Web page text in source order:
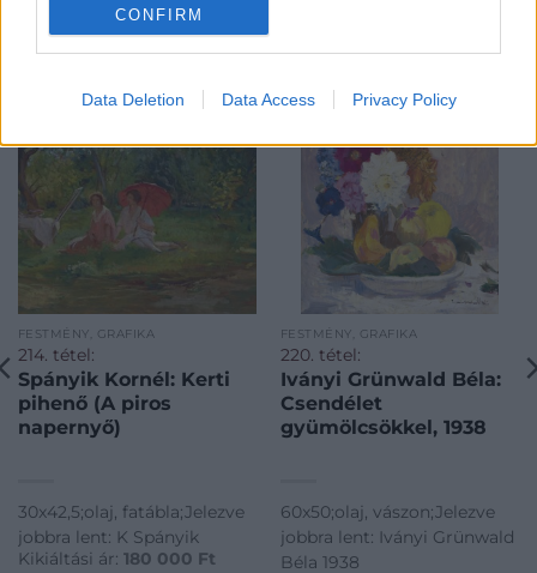
CONFIRM
Data Deletion Data Access Privacy Policy
KAPCSOLÓDÓ MŰTÁRGYAK
FESTMÉNY, GRAFIKA
214. tétel:
Spányik Kornél: Kerti
pihenő (A piros
napernyő)
30x42,5;olaj, fatábla;Jelezve
jobbra lent: K Spányik
Kikiáltási ár: 180 000 Ft
FESTMÉNY, GRAFIKA
220. tétel:
Iványi Grünwald Béla:
Csendélet
gyümölcsökkel, 1938
60x50;olaj, vászon;Jelezve
jobbra lent: Iványi Grünwald
Béla 1938